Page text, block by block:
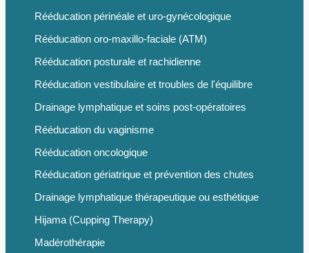
Rééducation périnéale et uro-gynécologique
Rééducation oro-maxillo-faciale (ATM)
Rééducation posturale et rachidienne
Rééducation vestibulaire et troubles de l'équilibre
Drainage lymphatique et soins post-opératoires
Rééducation du vaginisme
Rééducation oncologique
Rééducation gériatrique et prévention des chutes
Drainage lymphatique thérapeutique ou esthétique
Hijama (Cupping Therapy)
Madérothérapie